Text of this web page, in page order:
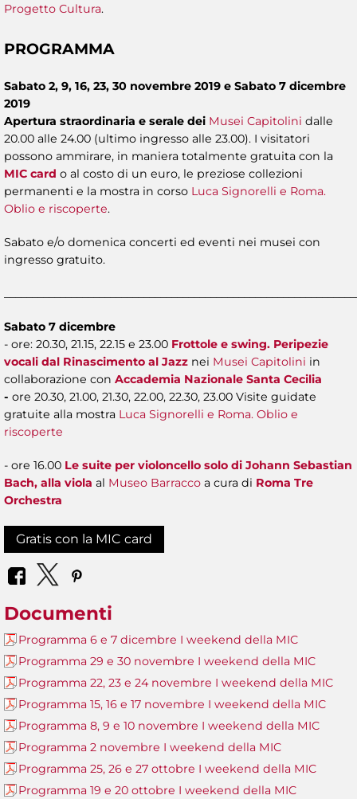
Progetto Cultura.
PROGRAMMA
Sabato 2, 9, 16, 23, 30 novembre 2019 e Sabato 7 dicembre
2019
Apertura straordinaria e serale dei Musei Capitolini dalle
20.00 alle 24.00 (ultimo ingresso alle 23.00). I visitatori
possono ammirare, in maniera totalmente gratuita con la
MIC card o al costo di un euro, le preziose collezioni
permanenti e la mostra in corso Luca Signorelli e Roma.
Oblio e riscoperte.
Sabato e/o domenica concerti ed eventi nei musei con
ingresso gratuito.
Sabato 7 dicembre
- ore: 20.30, 21.15, 22.15 e 23.00 Frottole e swing. Peripezie
vocali dal Rinascimento al Jazz nei Musei Capitolini in
collaborazione con Accademia Nazionale Santa Cecilia
- ore 20.30, 21.00, 21.30, 22.00, 22.30, 23.00 Visite guidate
gratuite alla mostra Luca Signorelli e Roma. Oblio e
riscoperte
- ore 16.00 Le suite per violoncello solo di Johann Sebastian
Bach, alla viola al Museo Barracco a cura di Roma Tre
Orchestra
Gratis con la MIC card
Documenti
Programma 6 e 7 dicembre I weekend della MIC
Programma 29 e 30 novembre I weekend della MIC
Programma 22, 23 e 24 novembre I weekend della MIC
Programma 15, 16 e 17 novembre I weekend della MIC
Programma 8, 9 e 10 novembre I weekend della MIC
Programma 2 novembre I weekend della MIC
Programma 25, 26 e 27 ottobre I weekend della MIC
Programma 19 e 20 ottobre I weekend della MIC